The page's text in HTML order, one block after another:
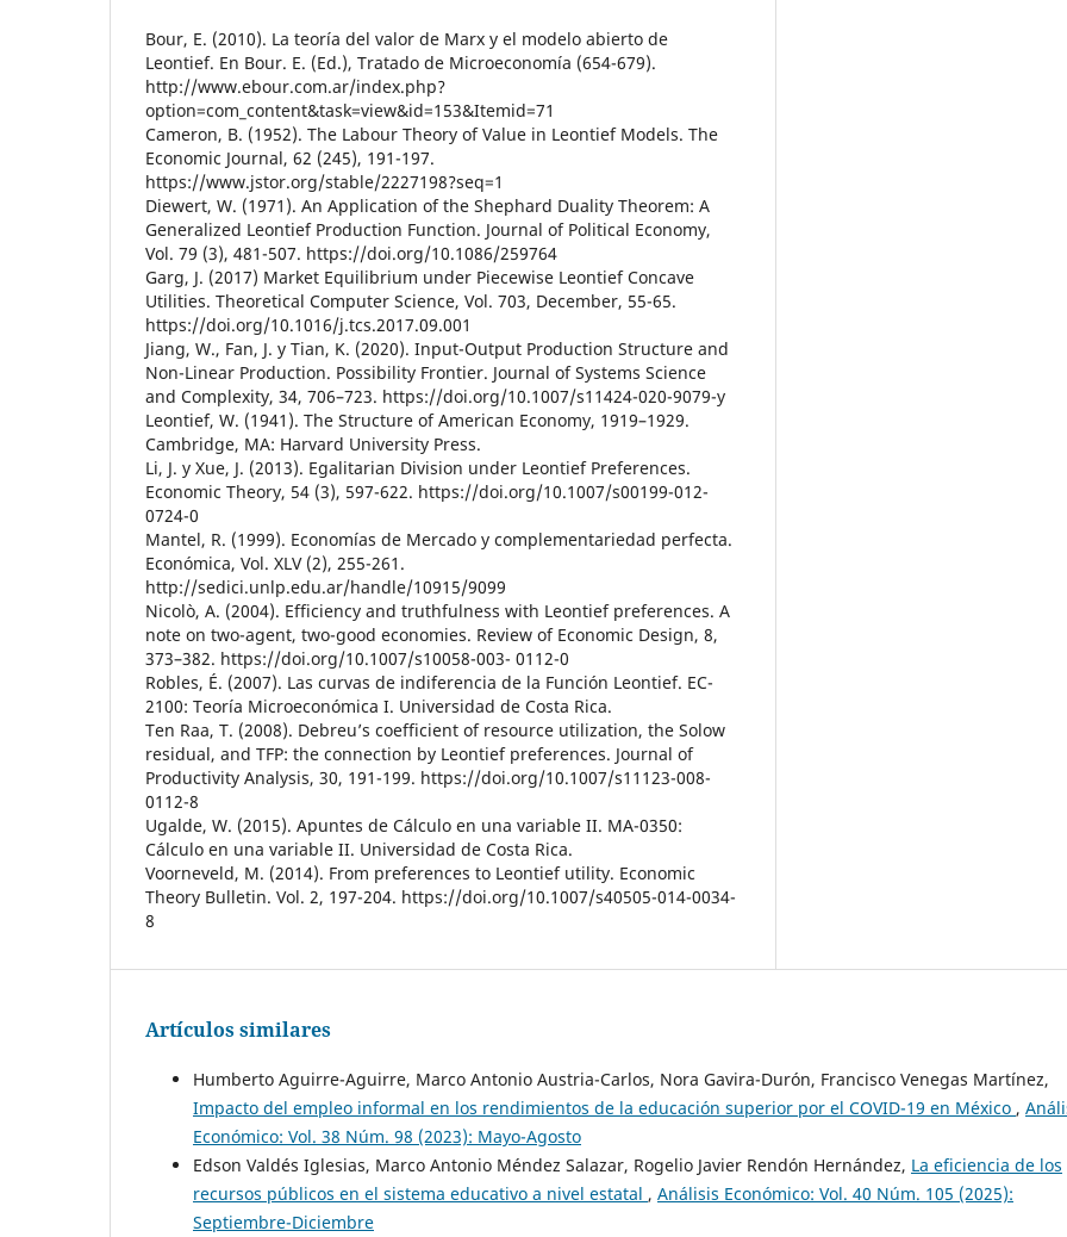
Bour, E. (2010). La teoría del valor de Marx y el modelo abierto de
Leontief. En Bour. E. (Ed.), Tratado de Microeconomía (654-679).
http://www.ebour.com.ar/index.php?
option=com_content&task=view&id=153&Itemid=71
Cameron, B. (1952). The Labour Theory of Value in Leontief Models. The
Economic Journal, 62 (245), 191-197.
https://www.jstor.org/stable/2227198?seq=1
Diewert, W. (1971). An Application of the Shephard Duality Theorem: A
Generalized Leontief Production Function. Journal of Political Economy,
Vol. 79 (3), 481-507. https://doi.org/10.1086/259764
Garg, J. (2017) Market Equilibrium under Piecewise Leontief Concave
Utilities. Theoretical Computer Science, Vol. 703, December, 55-65.
https://doi.org/10.1016/j.tcs.2017.09.001
Jiang, W., Fan, J. y Tian, K. (2020). Input-Output Production Structure and
Non-Linear Production. Possibility Frontier. Journal of Systems Science
and Complexity, 34, 706–723. https://doi.org/10.1007/s11424-020-9079-y
Leontief, W. (1941). The Structure of American Economy, 1919–1929.
Cambridge, MA: Harvard University Press.
Li, J. y Xue, J. (2013). Egalitarian Division under Leontief Preferences.
Economic Theory, 54 (3), 597-622. https://doi.org/10.1007/s00199-012-
0724-0
Mantel, R. (1999). Economías de Mercado y complementariedad perfecta.
Económica, Vol. XLV (2), 255-261.
http://sedici.unlp.edu.ar/handle/10915/9099
Nicolò, A. (2004). Efficiency and truthfulness with Leontief preferences. A
note on two-agent, two-good economies. Review of Economic Design, 8,
373–382. https://doi.org/10.1007/s10058-003- 0112-0
Robles, É. (2007). Las curvas de indiferencia de la Función Leontief. EC-
2100: Teoría Microeconómica I. Universidad de Costa Rica.
Ten Raa, T. (2008). Debreu’s coefficient of resource utilization, the Solow
residual, and TFP: the connection by Leontief preferences. Journal of
Productivity Analysis, 30, 191-199. https://doi.org/10.1007/s11123-008-
0112-8
Ugalde, W. (2015). Apuntes de Cálculo en una variable II. MA-0350:
Cálculo en una variable II. Universidad de Costa Rica.
Voorneveld, M. (2014). From preferences to Leontief utility. Economic
Theory Bulletin. Vol. 2, 197-204. https://doi.org/10.1007/s40505-014-0034-
8
Artículos similares
Humberto Aguirre-Aguirre, Marco Antonio Austria-Carlos, Nora Gavira-Durón, Francisco Venegas Martínez,
Impacto del empleo informal en los rendimientos de la educación superior por el COVID-19 en México ,
Económico: Vol. 38 Núm. 98 (2023): Mayo-Agosto
Edson Valdés Iglesias, Marco Antonio Méndez Salazar, Rogelio Javier Rendón Hernández, La eficiencia de los
recursos públicos en el sistema educativo a nivel estatal , Análisis Económico: Vol. 40 Núm. 105 (2025):
Septiembre-Diciembre